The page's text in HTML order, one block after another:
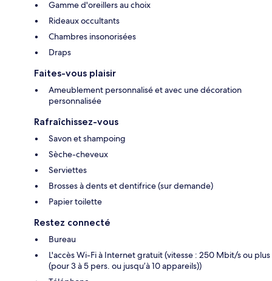
Gamme d'oreillers au choix
Rideaux occultants
Chambres insonorisées
Draps
Faites-vous plaisir
Ameublement personnalisé et avec une décoration
personnalisée
Rafraîchissez-vous
Savon et shampoing
Sèche-cheveux
Serviettes
Brosses à dents et dentifrice (sur demande)
Papier toilette
Restez connecté
Bureau
L'accès Wi-Fi à Internet gratuit (vitesse : 250 Mbit/s ou plus
(pour 3 à 5 pers. ou jusqu’à 10 appareils))